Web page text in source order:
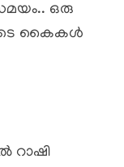
ഒരു
കൈകൾ
റാഷി